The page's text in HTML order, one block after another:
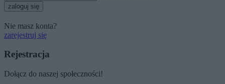
zaloguj się
Nie masz konta?
zarejestruj się
Rejestracja
Dołącz do naszej społeczności!